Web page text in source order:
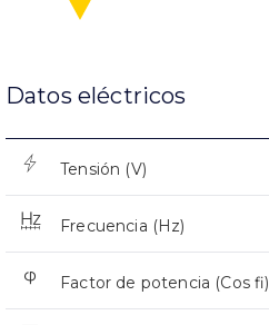
Datos eléctricos
Tensión (V)
Frecuencia (Hz)
Factor de potencia (Cos fi)